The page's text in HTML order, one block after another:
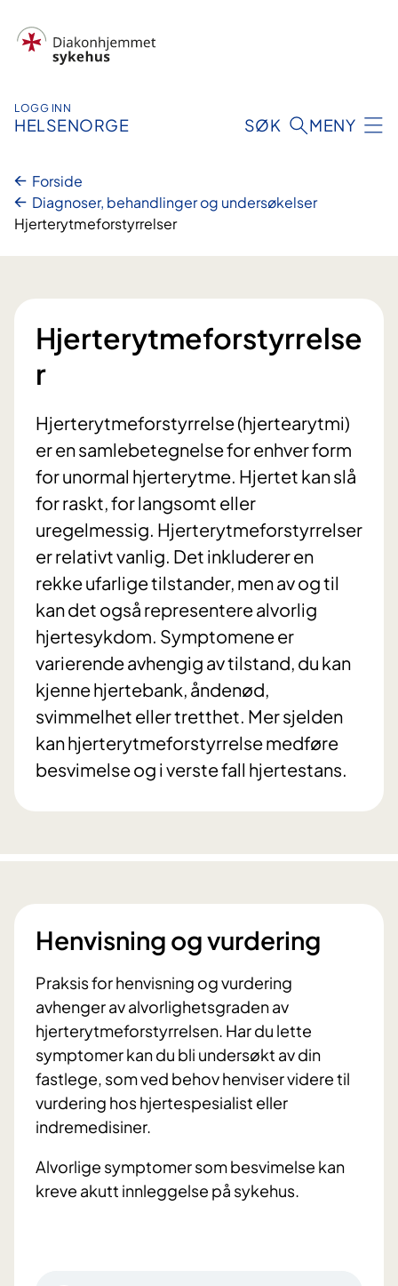
innhold
LOGG INN
HELSENORGE SØK MENY
Forside
Diagnoser, behandlinger og undersøkelser
Hjerterytmeforstyrrelser
Hjerterytmeforstyrrelse
r
Hjerterytmeforstyrrelse (hjertearytmi)
er en samlebetegnelse for enhver form
for unormal hjerterytme. Hjertet kan slå
for raskt, for langsomt eller
uregelmessig. Hjerterytmeforstyrrelser
er relativt vanlig. Det inkluderer en
rekke ufarlige tilstander, men av og til
kan det også representere alvorlig
hjertesykdom. Symptomene er
varierende avhengig av tilstand, du kan
kjenne hjertebank, åndenød,
svimmelhet eller tretthet. Mer sjelden
kan hjerterytmeforstyrrelse medføre
besvimelse og i verste fall hjertestans.
Henvisning og vurdering
Praksis for henvisning og vurdering
avhenger av alvorlighetsgraden av
hjerterytmeforstyrrelsen. Har du lette
symptomer kan du bli undersøkt av din
fastlege, som ved behov henviser videre til
vurdering hos hjertespesialist eller
indremedisiner.
Alvorlige symptomer som besvimelse kan
kreve akutt innleggelse på sykehus.